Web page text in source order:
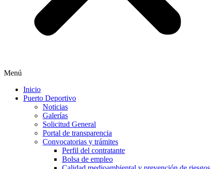
Menú
Inicio
Puerto Deportivo
Noticias
Galerías
Solicitud General
Portal de transparencia
Convocatorias y trámites
Perfil del contratante
Bolsa de empleo